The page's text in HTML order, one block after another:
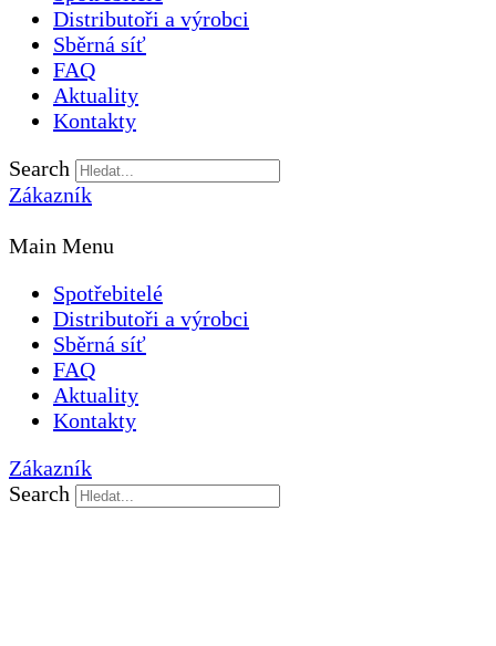
Distributoři a výrobci
Sběrná síť
FAQ
Aktuality
Kontakty
Search
Zákazník
Main Menu
Spotřebitelé
Distributoři a výrobci
Sběrná síť
FAQ
Aktuality
Kontakty
Zákazník
Search